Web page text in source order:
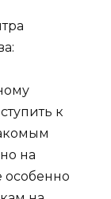
к
на
особенно